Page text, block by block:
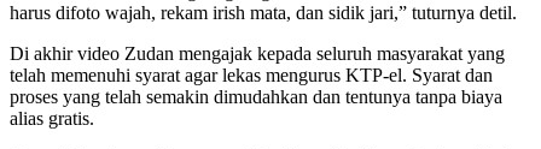
harus difoto wajah, rekam irish mata, dan sidik jari,” tuturnya detil.
Di akhir video Zudan mengajak kepada seluruh masyarakat yang
telah memenuhi syarat agar lekas mengurus KTP-el. Syarat dan
proses yang telah semakin dimudahkan dan tentunya tanpa biaya
alias gratis.